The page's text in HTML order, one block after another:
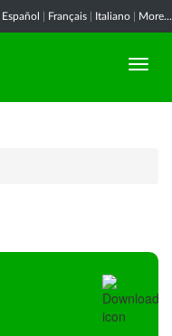
Español Français Italiano More...